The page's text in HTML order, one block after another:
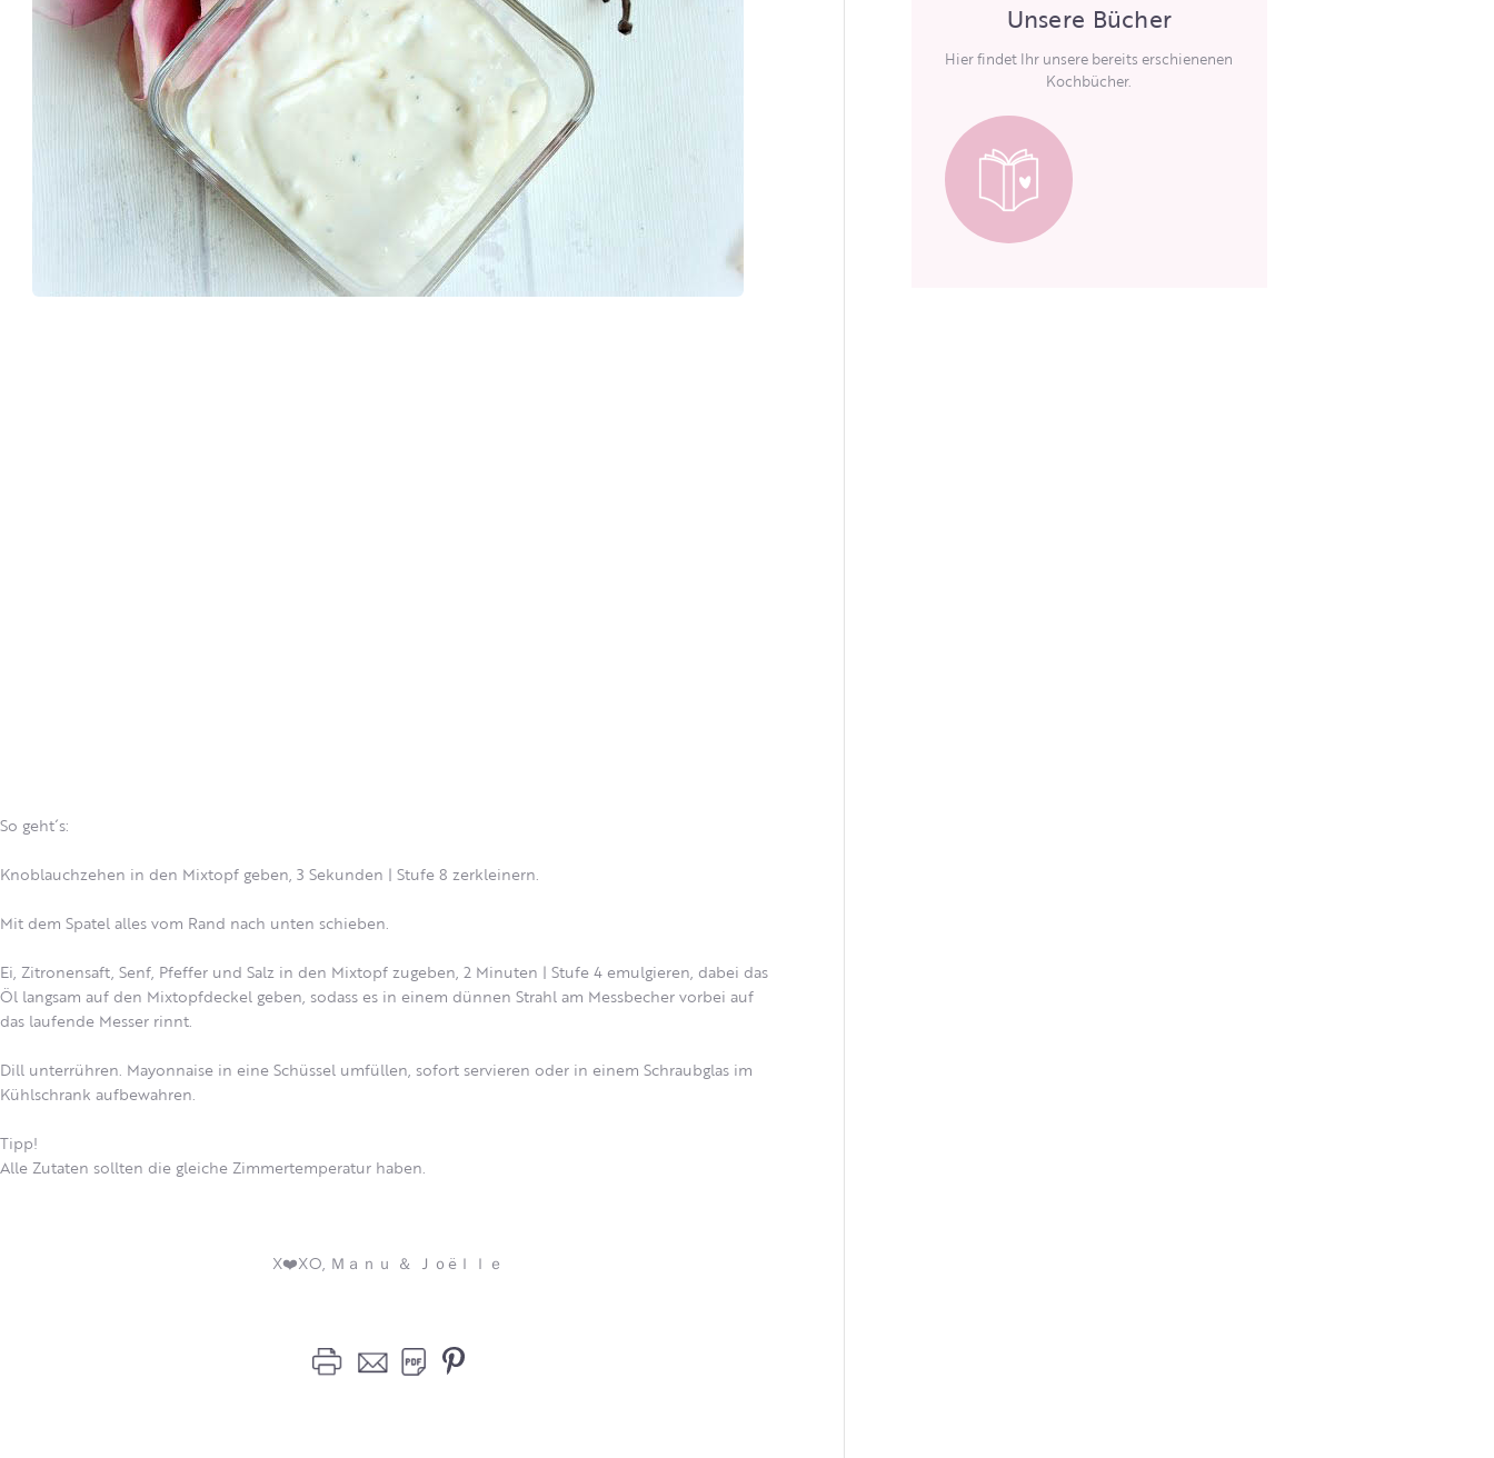
So geht´s:
Knoblauchzehen in den Mixtopf geben, 3 Sekunden | Stufe 8 zerkleinern.
Mit dem Spatel alles vom Rand nach unten schieben.
Ei, Zitronensaft, Senf, Pfeffer und Salz in den Mixtopf zugeben, 2 Minuten | Stufe 4 emulgieren, dabei das
Öl langsam auf den Mixtopfdeckel geben, sodass es in einem dünnen Strahl am Messbecher vorbei auf
das laufende Messer rinnt.
Dill unterrühren. Mayonnaise in eine Schüssel umfüllen, sofort servieren oder in einem Schraubglas im
Kühlschrank aufbewahren.
Tipp!
Alle Zutaten sollten die gleiche Zimmertemperatur haben.
X❤️XO, Ｍａｎｕ ＆ Ｊｏëｌｌｅ
Unsere Bücher
Hier findet Ihr unsere bereits erschienenen
Kochbücher.